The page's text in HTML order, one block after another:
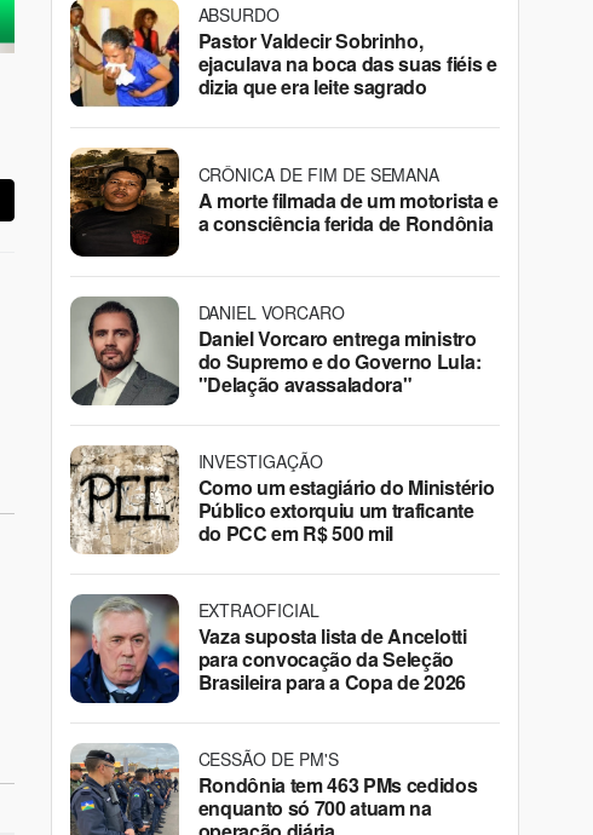
ABSURDO
Pastor Valdecir Sobrinho,
ejaculava na boca das suas fiéis e
dizia que era leite sagrado
CRÔNICA DE FIM DE SEMANA
A morte filmada de um motorista e
a consciência ferida de Rondônia
DANIEL VORCARO
Daniel Vorcaro entrega ministro
do Supremo e do Governo Lula:
"Delação avassaladora"
INVESTIGAÇÃO
Como um estagiário do Ministério
Público extorquiu um traficante
do PCC em R$ 500 mil
EXTRAOFICIAL
Vaza suposta lista de Ancelotti
para convocação da Seleção
Brasileira para a Copa de 2026
CESSÃO DE PM'S
Rondônia tem 463 PMs cedidos
enquanto só 700 atuam na